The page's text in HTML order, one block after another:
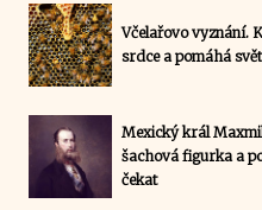
Včelařovo vyznání.
srdce a pomáhá
Mexický král
šachová figurka a
čekat